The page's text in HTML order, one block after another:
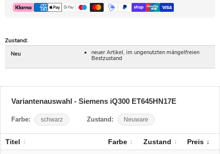
Zustand:
Neu
neuer Artikel, im ungenutzten mängelfreien
Bestzustand
Variantenauswahl - Siemens iQ300 ET645HN17E
Farbe: schwarz Zustand: Neuware
Titel Farbe Zustand Preis